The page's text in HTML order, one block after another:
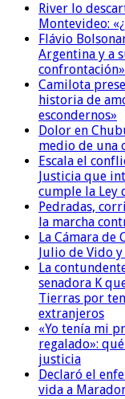
River lo
Montevideo:
Flávio
Argentina y a
confrontación»
Camilota
historia de
escondernos»
Dolor en
medio de una
Escala el
Justicia que
cumple la Ley
Pedradas,
la marcha
La Cámara
Julio de Vido
La
senadora K
Tierras por
extranjeros
«Yo tenía mi
regalado»:
justicia
Declaró el
vida a